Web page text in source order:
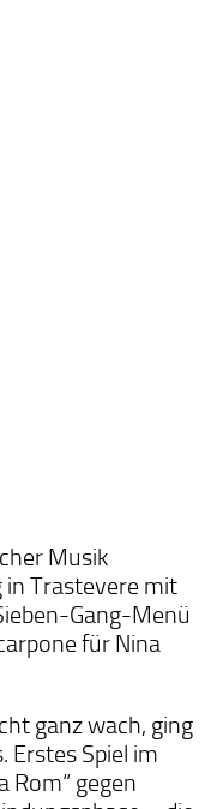
Musik
Trastevere mit
Gang-Menü
für Nina
ganz wach, ging
Erstes Spiel im
Rom“ gegen